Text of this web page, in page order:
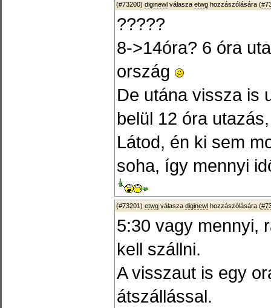
(#73200) diginewl válasza etwg hozzászólására (
?????
8->14óra? 6 óra
ország
De utána vissza is
belül 12 óra
Látod, én ki sem
soha, így mennyi
(#73201) etwg válasza diginewl hozzászólására (
5:30 vagy mennyi,
kell szállni.
A visszaut is egy
átszállással.